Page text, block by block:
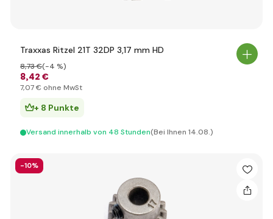
Traxxas Ritzel 21T 32DP 3,17 mm HD
8,42 €
8,73 €(-4 %)
7,07 € ohne MwSt
+ 8 Punkte
Versand innerhalb von 48 Stunden(Bei Ihnen 14.08.)
-10%